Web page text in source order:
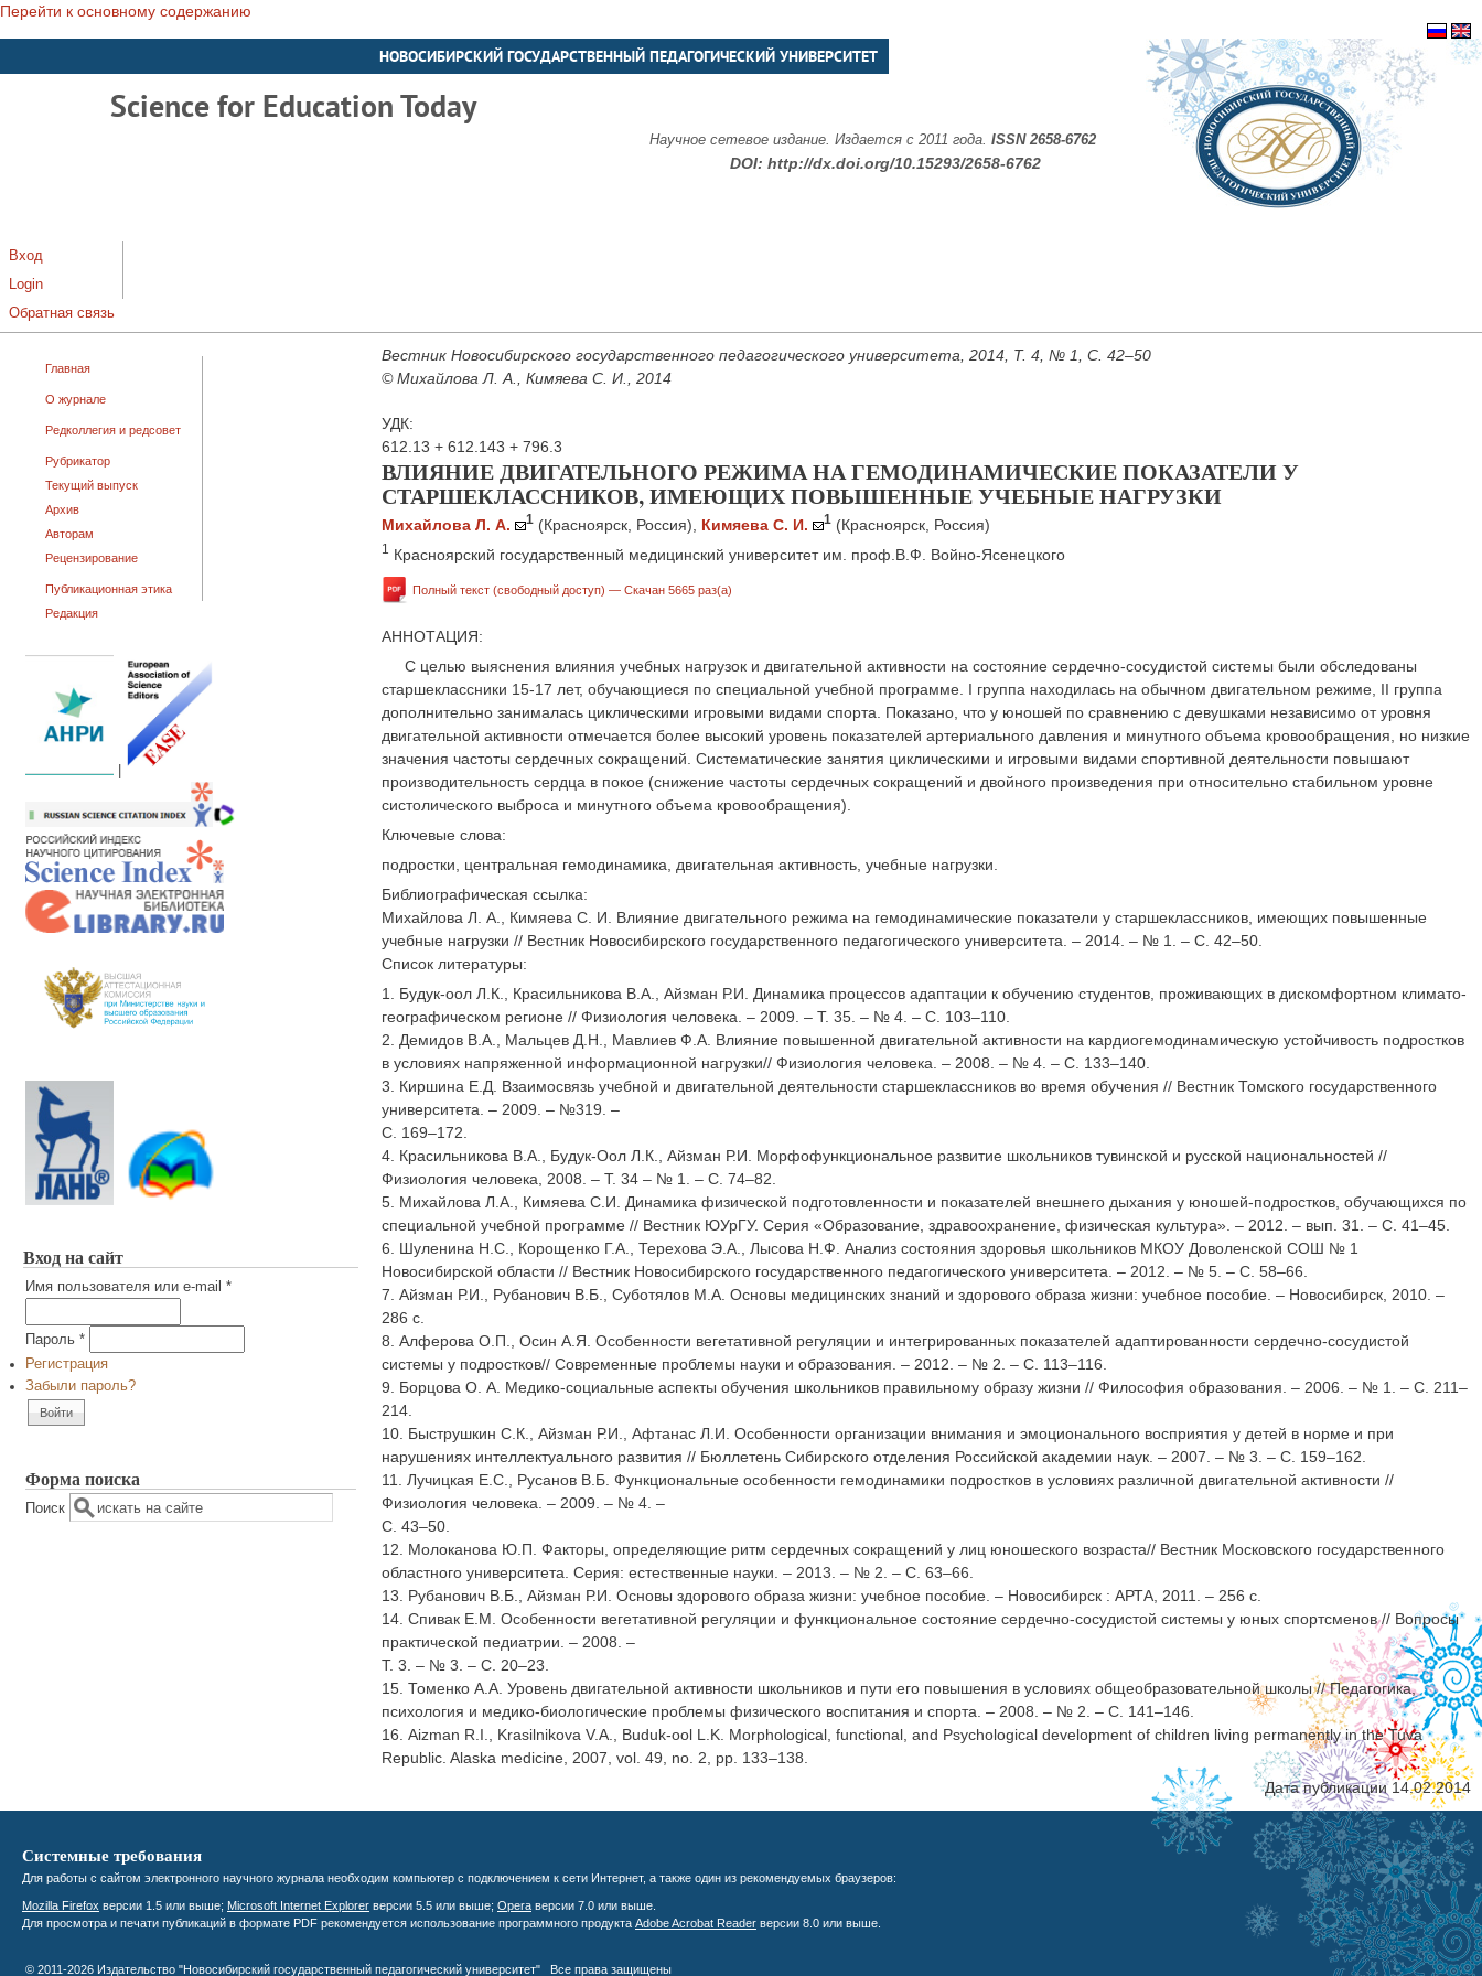
Перейти к основному содержанию
НОВОСИБИРСКИЙ ГОСУДАРСТВЕННЫЙ ПЕДАГОГИЧЕСКИЙ УНИВЕРСИТЕТ
Science for Education Today
Научное сетевое издание. Издается с 2011 года. ISSN 2658-6762
DOI: http://dx.doi.org/10.15293/2658-6762
Вход
Login
Обратная связь
Главная
О журнале
Редколлегия и редсовет
Рубрикатор
Текущий выпуск
Архив
Авторам
Рецензирование
Публикационная этика
Редакция
Вход на сайт
Имя пользователя или e-mail *
Пароль *
Регистрация
Забыли пароль?
Форма поиска
Поиск
Вестник Новосибирского государственного педагогического университета, 2014, Т. 4, № 1, С. 42–50
© Михайлова Л. А., Кимяева С. И., 2014
УДК:
612.13 + 612.143 + 796.3
ВЛИЯНИЕ ДВИГАТЕЛЬНОГО РЕЖИМА НА ГЕМОДИНАМИЧЕСКИЕ ПОКАЗАТЕЛИ У
СТАРШЕКЛАССНИКОВ, ИМЕЮЩИХ ПОВЫШЕННЫЕ УЧЕБНЫЕ НАГРУЗКИ
Михайлова Л. А. 1 (Красноярск, Россия) Кимяева С. И. 1 (Красноярск, Россия)
1 Красноярский государственный медицинский университет им. проф.В.Ф. Войно-Ясенецкого
Полный текст (свободный доступ) — Скачан 5665 раз(а)
АННОТАЦИЯ:
С целью выяснения влияния учебных нагрузок и двигательной активности на состояние сердечно-сосудистой системы были обследованы
старшеклассники 15-17 лет, обучающиеся по специальной учебной программе. I группа находилась на обычном двигательном режиме, II группа
дополнительно занималась циклическими игровыми видами спорта. Показано, что у юношей по сравнению с девушками независимо от уровня
двигательной активности отмечается более высокий уровень показателей артериального давления и минутного объема кровообращения, но низкие
значения частоты сердечных сокращений. Систематические занятия циклическими и игровыми видами спортивной деятельности повышают
производительность сердца в покое (снижение частоты сердечных сокращений и двойного произведения при относительно стабильном уровне
систолического выброса и минутного объема кровообращения).
Ключевые слова:
подростки, центральная гемодинамика, двигательная активность, учебные нагрузки.
Библиографическая ссылка:
Михайлова Л. А., Кимяева С. И. Влияние двигательного режима на гемодинамические показатели у старшеклассников, имеющих повышенные
учебные нагрузки // Вестник Новосибирского государственного педагогического университета. – 2014. – № 1. – С. 42–50.
Список литературы:
1. Будук-оол Л.К., Красильникова В.А., Айзман Р.И. Динамика процессов адаптации к обучению студентов, проживающих в дискомфортном климато-
географическом регионе // Физиология человека. – 2009. – Т. 35. – № 4. – С. 103–110.
2. Демидов В.А., Мальцев Д.Н., Мавлиев Ф.А. Влияние повышенной двигательной активности на кардиогемодинамическую устойчивость подростков
в условиях напряженной информационной нагрузки// Физиология человека. – 2008. – № 4. – С. 133–140.
3. Киршина Е.Д. Взаимосвязь учебной и двигательной деятельности старшеклассников во время обучения // Вестник Томского государственного
университета. – 2009. – №319. –
С. 169–172.
4. Красильникова В.А., Будук-Оол Л.К., Айзман Р.И. Морфофункциональное развитие школьников тувинской и русской национальностей //
Физиология человека, 2008. – Т. 34 – № 1. – С. 74–82.
5. Михайлова Л.А., Кимяева С.И. Динамика физической подготовленности и показателей внешнего дыхания у юношей-подростков, обучающихся по
специальной учебной программе // Вестник ЮУрГУ. Серия «Образование, здравоохранение, физическая культура». – 2012. – вып. 31. – С. 41–45.
6. Шуленина Н.С., Корощенко Г.А., Терехова Э.А., Лысова Н.Ф. Анализ состояния здоровья школьников МКОУ Доволенской СОШ № 1
Новосибирской области // Вестник Новосибирского государственного педагогического университета. – 2012. – № 5. – С. 58–66.
7. Айзман Р.И., Рубанович В.Б., Суботялов М.А. Основы медицинских знаний и здорового образа жизни: учебное пособие. – Новосибирск, 2010. –
286 с.
8. Алферова О.П., Осин А.Я. Особенности вегетативной регуляции и интегрированных показателей адаптированности сердечно-сосудистой
системы у подростков// Современные проблемы науки и образования. – 2012. – № 2. – С. 113–116.
9. Борцова О. А. Медико-социальные аспекты обучения школьников правильному образу жизни // Философия образования. – 2006. – № 1. – С. 211–
214.
10. Быструшкин С.К., Айзман Р.И., Афтанас Л.И. Особенности организации внимания и эмоционального восприятия у детей в норме и при
нарушениях интеллектуального развития // Бюллетень Сибирского отделения Российской академии наук. – 2007. – № 3. – С. 159–162.
11. Лучицкая Е.С., Русанов В.Б. Функциональные особенности гемодинамики подростков в условиях различной двигательной активности //
Физиология человека. – 2009. – № 4. –
С. 43–50.
12. Молоканова Ю.П. Факторы, определяющие ритм сердечных сокращений у лиц юношеского возраста// Вестник Московского государственного
областного университета. Серия: естественные науки. – 2013. – № 2. – С. 63–66.
13. Рубанович В.Б., Айзман Р.И. Основы здорового образа жизни: учебное пособие. – Новосибирск : АРТА, 2011. – 256 с.
14. Спивак Е.М. Особенности вегетативной регуляции и функциональное состояние сердечно-сосудистой системы у юных спортсменов // Вопросы
практической педиатрии. – 2008. –
Т. 3. – № 3. – С. 20–23.
15. Томенко А.А. Уровень двигательной активности школьников и пути его повышения в условиях общеобразовательной школы // Педагогика,
психология и медико-биологические проблемы физического воспитания и спорта. – 2008. – № 2. – С. 141–146.
16. Aizman R.I., Krasilnikova V.A., Buduk-ool L.K. Morphological, functional, and Psychological development of children living permanently in the Tuva
Republic. Alaska medicine, 2007, vol. 49, no. 2, pp. 133–138.
Дата публикации 14.02.2014
Системные требования
Для работы с сайтом электронного научного журнала необходим компьютер с подключением к сети Интернет, а также один из рекомендуемых браузеров:
Mozilla Firefox версии 1.5 или выше; Microsoft Internet Explorer версии 5.5 или выше; Opera версии 7.0 или выше.
Для просмотра и печати публикаций в формате PDF рекомендуется использование программного продукта Adobe Acrobat Reader версии 8.0 или выше.
© 2011-2026 Издательство "Новосибирский государственный педагогический университет" Все права защищены